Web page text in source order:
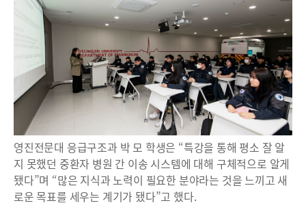
영진전문대 응급구조과 박 모 학생은 “특강을 통해 평소 잘 알
지 못했던 중환자 병원 간 이송 시스템에 대해 구체적으로 알게
됐다”며 “많은 지식과 노력이 필요한 분야라는 것을 느끼고 새
로운 목표를 세우는 계기가 됐다”고 했다.